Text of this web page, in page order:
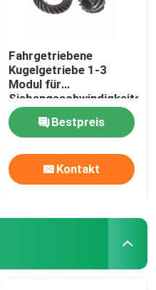
Fahrgetriebene
Kugelgetriebe 1-3
Modul für
Bestpreis
Kontakt